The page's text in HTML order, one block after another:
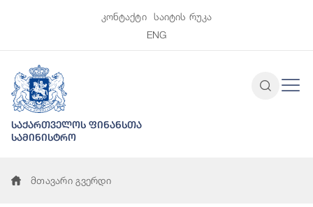
კონტაქტი
საიტის რუკა
ENG
საქართველოს ფინანსთა
სამინისტრო
მთავარი გვერდი